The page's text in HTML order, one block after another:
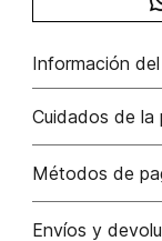
Información
algodón
Cuidados de la
No remojar. no
No usar
Métodos de
Tarjetas de
Envíos y